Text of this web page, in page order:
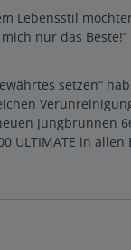
Lebensstil
nur das Beste!“
setzen“
Jungbrunnen
ULTIMATE in